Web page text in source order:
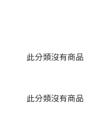
此分類沒有商品
此分類沒有商品